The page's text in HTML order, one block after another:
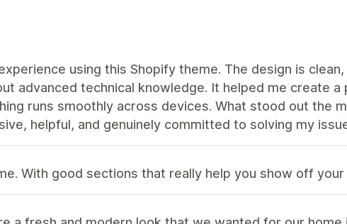
using this Shopify theme. The design is
advanced technical knowledge. It helped me create a
runs smoothly across devices. What stood out the
helpful, and genuinely committed to solving my
With good sections that really help you show off your